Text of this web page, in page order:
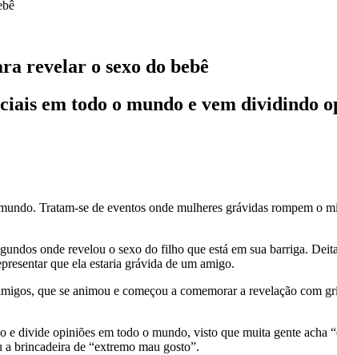
revelar o sexo do bebê
em todo o mundo e vem dividindo
Tratam-se de eventos onde mulheres grávidas rompem o
onde revelou o sexo do filho que está em sua barriga.
que ela estaria grávida de um amigo.
que se animou e começou a comemorar a revelação com
divide opiniões em todo o mundo, visto que muita gente acha
brincadeira de “extremo mau gosto”.